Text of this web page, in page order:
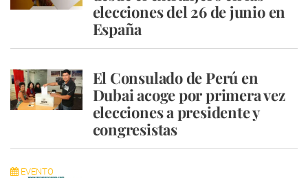
elecciones del 26 de junio en
España
El Consulado de Perú en
Dubai acoge por primera vez
elecciones a presidente y
congresistas
EVENTO